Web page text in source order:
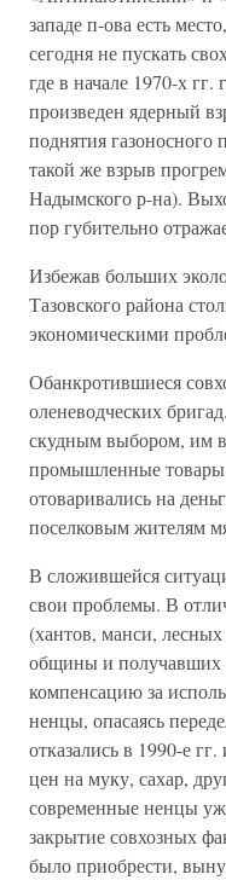
западе п-ова есть
сегодня не пускать
где в начале 1970-х
произведен ядерный
поднятия газоносного
такой же взрыв
Надымского р-на).
пор губительно
Избежав больших
Тазовского района
экономическими
Обанкротившиеся
оленеводческих
скудным выбором, им
промышленные товары
отоваривались на
поселковым жителям
В сложившейся
свои проблемы. В
(хантов, манси,
общины и получавших
компенсацию за
ненцы, опасаясь
отказались в 1990-е
цен на муку, сахар,
современные ненцы
закрытие совхозных
было приобрести,